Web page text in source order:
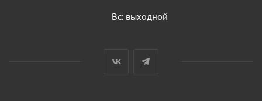
Вс: выходной